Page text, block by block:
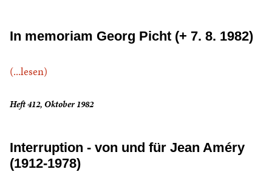
In memoriam Georg Picht (+ 7. 8. 1982)
(...lesen)
Heft 412, Oktober 1982
Interruption - von und für Jean Améry
(1912-1978)